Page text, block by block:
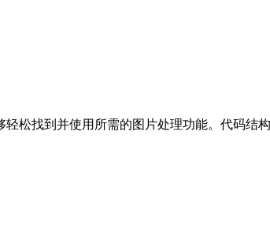
松找到并使用所需的图片处理功能。代码结